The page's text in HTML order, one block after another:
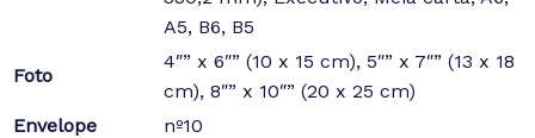
A5, B6, B5
Foto
4″” x 6″” (10 x 15 cm), 5″” x 7″” (13 x 18
cm), 8″” x 10″” (20 x 25 cm)
Envelope
nº10